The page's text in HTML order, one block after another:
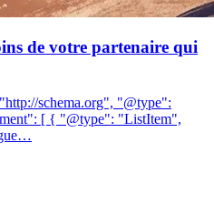
de votre partenaire qui
schema.org", "@type":
[ { "@type": "ListItem",